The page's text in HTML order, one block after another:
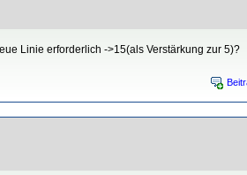
Linie erforderlich ->15(als Verstärkung zur 5)?